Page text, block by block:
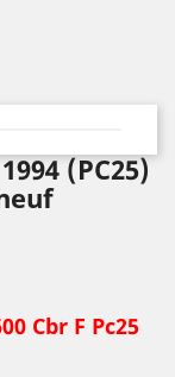
(PC25)
Cbr F Pc25